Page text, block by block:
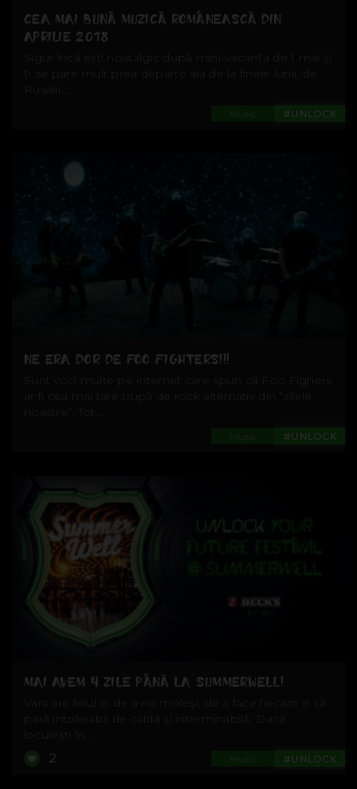
CEA MAI BUNĂ MUZICĂ ROMÂNEASCĂ DIN
APRILIE 2018
Sigur încă ești nostalgic după mini-vacanța de 1 mai și
ți se pare mult prea departe aia de la finele lunii, de
#UNLOCK
Music
NE ERA DOR DE FOO FIGHTERS!!!
Sunt voci multe pe internet care spun că Foo Fighers
ar fi cea mai tare trupă de rock alternativ din “zilele
noastre”. Tot...
#UNLOCK
Music
MAI AVEM 4 ZILE PÂNĂ LA SUMMERWELL!
Vara are felul ei de a ne moleşi, de a face fiecare zi să
pară intolerabil de caldă şi interminabilă. Dacă
locuieşti în...
#UNLOCK
Music
2